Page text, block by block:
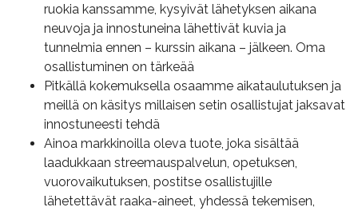
ruokia kanssamme, kysyivät lähetyksen aikana
neuvoja ja innostuneina lähettivät kuvia ja
tunnelmia ennen – kurssin aikana – jälkeen. Oma
osallistuminen on tärkeää
Pitkällä kokemuksella osaamme aikataulutuksen ja
meillä on käsitys millaisen setin osallistujat jaksavat
innostuneesti tehdä
Ainoa markkinoilla oleva tuote, joka sisältää
laadukkaan streemauspalvelun, opetuksen,
vuorovaikutuksen, postitse osallistujille
lähetettävät raaka-aineet, yhdessä tekemisen,